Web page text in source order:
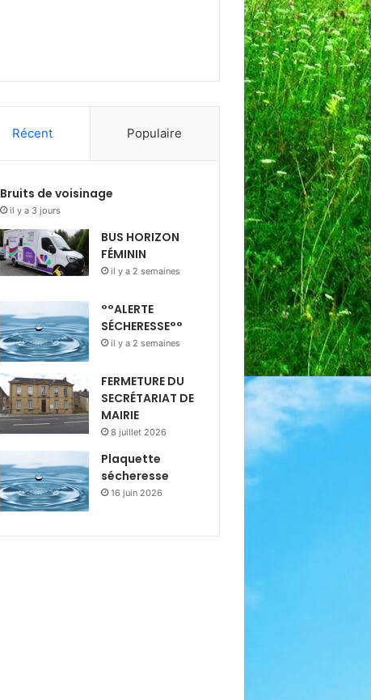
Récent Populaire
Bruits de voisinage
il y a 3 jours
BUS HORIZON
FÉMININ
il y a 2 semaines
°°ALERTE
SÉCHERESSE°°
il y a 2 semaines
FERMETURE DU
SECRÉTARIAT DE
MAIRIE
8 juillet 2026
Plaquette
sécheresse
16 juin 2026